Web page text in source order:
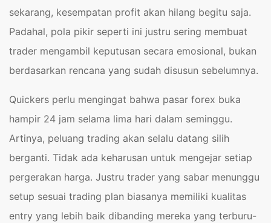
sekarang, kesempatan profit akan hilang begitu saja.
Padahal, pola pikir seperti ini justru sering membuat
trader mengambil keputusan secara emosional, bukan
berdasarkan rencana yang sudah disusun sebelumnya.
Quickers perlu mengingat bahwa pasar forex buka
hampir 24 jam selama lima hari dalam seminggu.
Artinya, peluang trading akan selalu datang silih
berganti. Tidak ada keharusan untuk mengejar setiap
pergerakan harga. Justru trader yang sabar menunggu
setup sesuai trading plan biasanya memiliki kualitas
entry yang lebih baik dibanding mereka yang terburu-